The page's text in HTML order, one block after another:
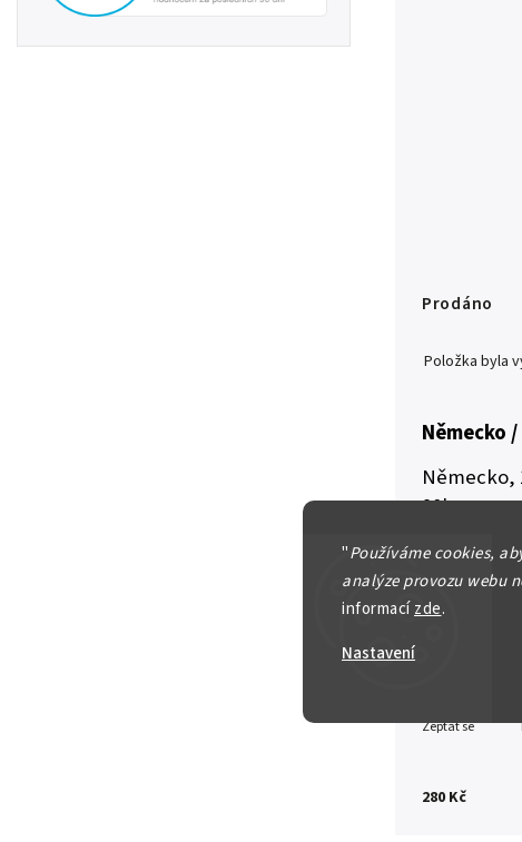
"Používáme cookies,
analýze provozu webu
informacízde.
Nastavení
280 Kč
Prodáno
Položka byla
Německo
Německo,
90b
Detailní
Zeptat se